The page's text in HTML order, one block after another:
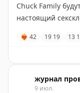
Chuck Family
настоящий
❤‍🔥 42 19 19 13
журнал
9 июл.